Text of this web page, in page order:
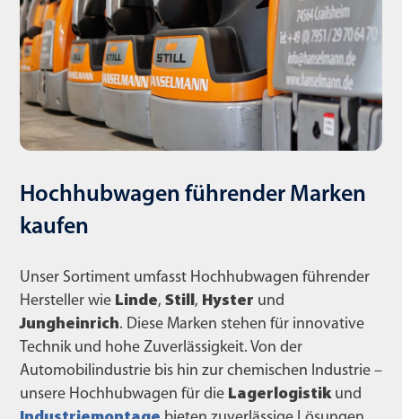
Hochhubwagen führender Marken
kaufen
Unser Sortiment umfasst Hochhubwagen führender
Hersteller wie Linde, Still, Hyster und
Jungheinrich. Diese Marken stehen für innovative
Technik und hohe Zuverlässigkeit. Von der
Automobilindustrie bis hin zur chemischen Industrie –
unsere Hochhubwagen für die Lagerlogistikund